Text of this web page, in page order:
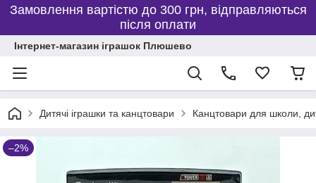
Замовлення вартістю до 300 грн, відправляються
після оплати
Інтернет-магазин іграшок Плюшево
Дитячі іграшки та канцтовари Канцтовари для школи,
–2%